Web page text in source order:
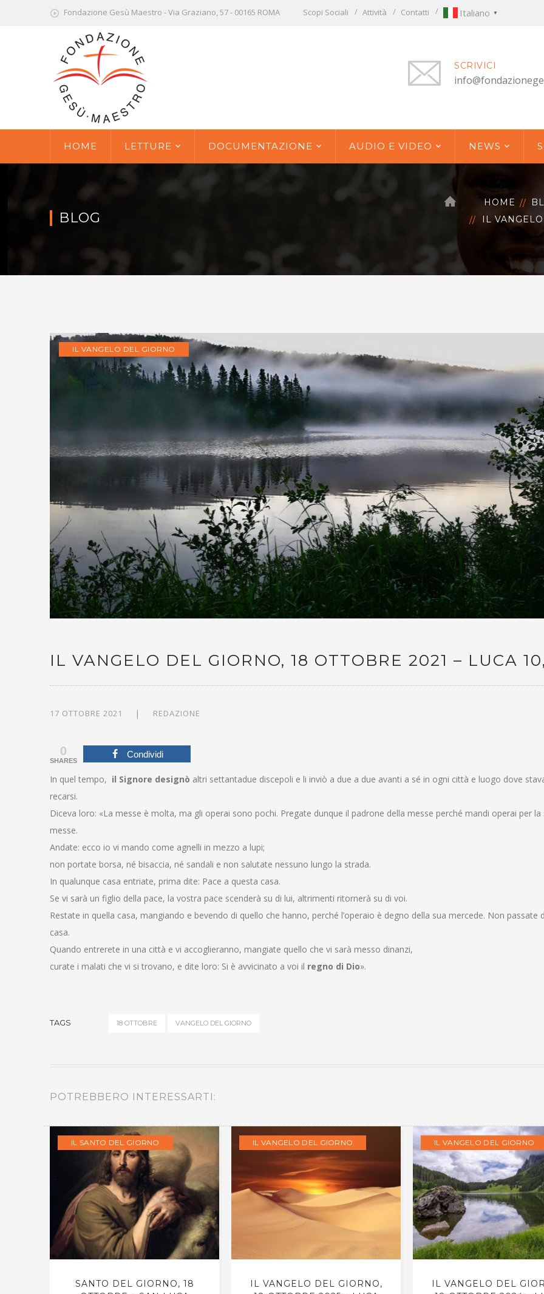
Fondazione Gesù Maestro - Via Graziano, 57 - 00165 ROMA Scopi Sociali Attività Contatti Italiano ▼
SCRIVICI
HOME LETTURE DOCUMENTAZIONE AUDIO E VIDEO NEWS
BLOG
HOME
IL
IL VANGELO DEL GIORNO
IL VANGELO DEL GIORNO, 18 OTTOBRE 2021 – LUCA
17 OTTOBRE 2021 REDAZIONE
0
SHARES
Condividi
In quel tempo, il Signore designò altri settantadue discepoli e li inviò a due a due avanti a sé in ogni città e luogo dove
recarsi.
Diceva loro: «La messe è molta, ma gli operai sono pochi. Pregate dunque il padrone della messe perché mandi operai per la
messe.
Andate: ecco io vi mando come agnelli in mezzo a lupi;
non portate borsa, né bisaccia, né sandali e non salutate nessuno lungo la strada.
In qualunque casa entriate, prima dite: Pace a questa casa.
Se vi sarà un figlio della pace, la vostra pace scenderà su di lui, altrimenti ritornerà su di voi.
Restate in quella casa, mangiando e bevendo di quello che hanno, perché l’operaio è degno della sua mercede. Non passate
casa.
Quando entrerete in una città e vi accoglieranno, mangiate quello che vi sarà messo dinanzi,
curate i malati che vi si trovano, e dite loro: Si è avvicinato a voi il regno di Dio».
TAGS 18 OTTOBRE VANGELO DEL GIORNO
POTREBBERO INTERESSARTI:
IL SANTO DEL GIORNO
SANTO DEL GIORNO, 18
IL VANGELO DEL GIORNO
IL VANGELO DEL GIORNO,
IL VANGELO DEL GIORNO
IL VANGELO DEL